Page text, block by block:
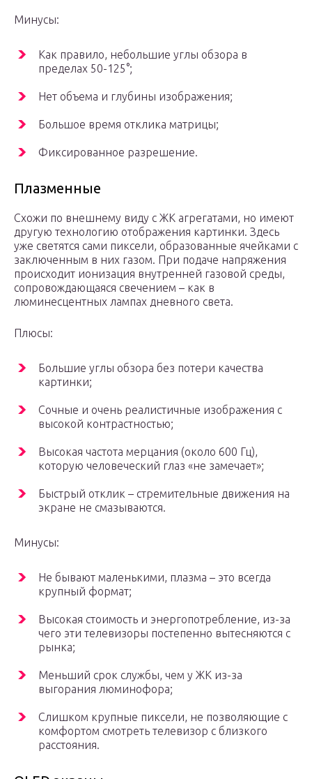
Минусы:
Как правило, небольшие углы обзора в
пределах 50-125°;
Нет объема и глубины изображения;
Большое время отклика матрицы;
Фиксированное разрешение.
Плазменные
Схожи по внешнему виду с ЖК агрегатами, но имеют
другую технологию отображения картинки. Здесь
уже светятся сами пиксели, образованные ячейками с
заключенным в них газом. При подаче напряжения
происходит ионизация внутренней газовой среды,
сопровождающаяся свечением – как в
люминесцентных лампах дневного света.
Плюсы:
Большие углы обзора без потери качества
картинки;
Сочные и очень реалистичные изображения с
высокой контрастностью;
Высокая частота мерцания (около 600 Гц),
которую человеческий глаз «не замечает»;
Быстрый отклик – стремительные движения на
экране не смазываются.
Минусы:
Не бывают маленькими, плазма – это всегда
крупный формат;
Высокая стоимость и энергопотребление, из-за
чего эти телевизоры постепенно вытесняются с
рынка;
Меньший срок службы, чем у ЖК из-за
выгорания люминофора;
Слишком крупные пиксели, не позволяющие с
комфортом смотреть телевизор с близкого
расстояния.